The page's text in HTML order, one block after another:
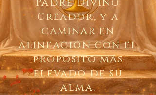
Padre Divino
Creador, y a
caminar en
alineación con el
propósito más
elevado de su
alma.